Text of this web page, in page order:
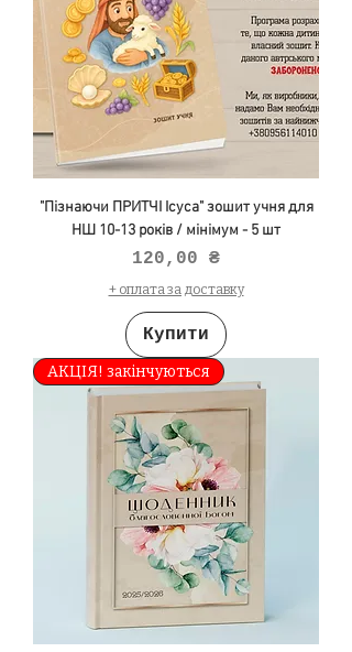
"Пізнаючи ПРИТЧІ Ісуса" зошит учня для
НШ 10-13 років / мінімум - 5 шт
Ціна
120,00 ₴
+ оплата за доставку
Купити
АКЦІЯ! закінчуються